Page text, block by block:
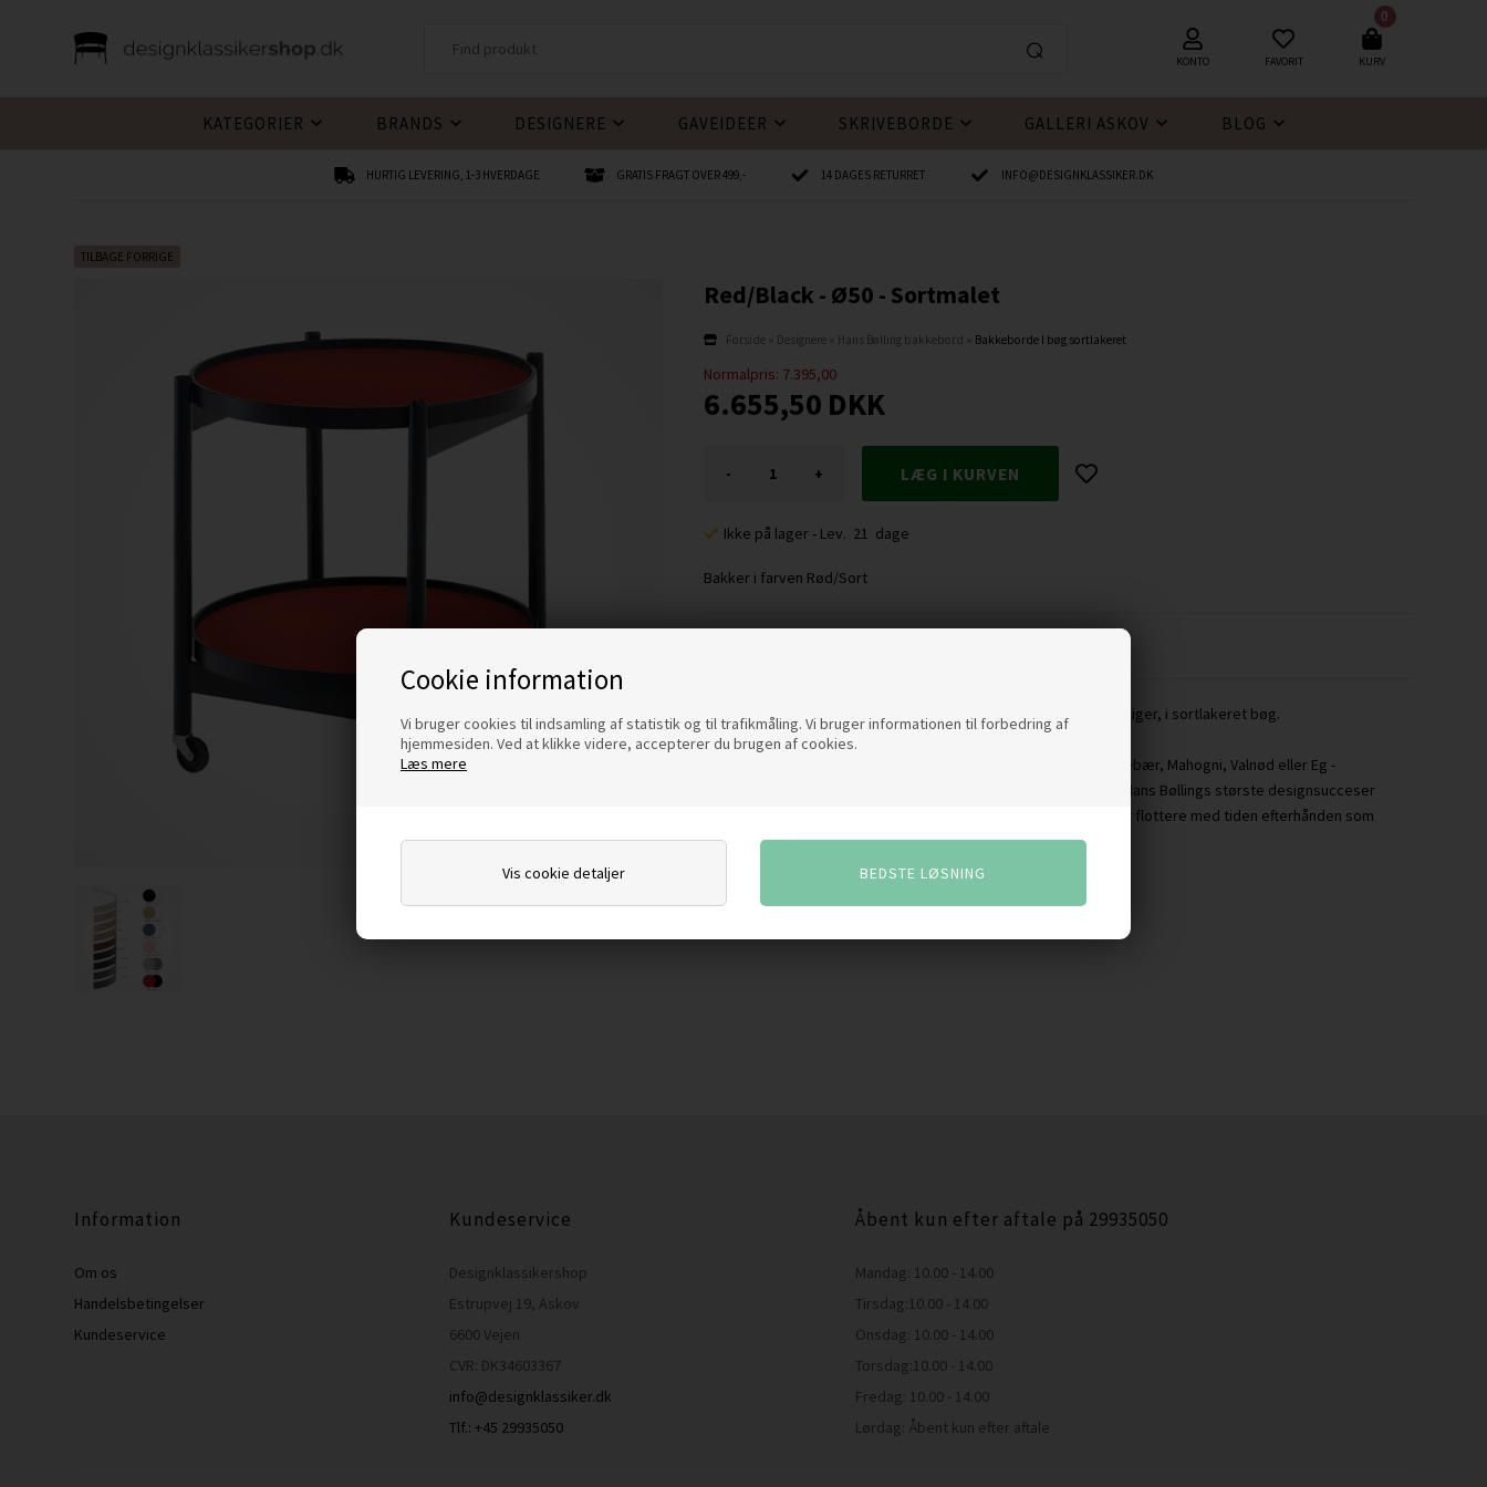
Cookie information
Vi bruger cookies til indsamling af statistik og til trafikmåling. Vi bruger informationen til forbedring af
hjemmesiden. Ved at klikke videre, accepterer du brugen af cookies.
Læs mere
Vis cookie detaljer
KONTO FAVORIT
0
KURV
KATEGORIER BRANDS DESIGNERE GAVEIDEER SKRIVEBORDE GALLERI ASKOV BLOG
HURTIG LEVERING, 1-3 HVERDAGE GRATIS FRAGT OVER 499,- 14 DAGES RETURRET INFO@DESIGNKLASSIKER.DK
TILBAGE FORRIGE
Red/Black - Ø50 - Sortmalet
Forside» Designere» Hans Bølling bakkebord Bakkeborde I bøg sortlakeret
Normalpris: 7.395,00
6.655,50 DKK
- +
Ikke på lager - Lev. 21 dage
Bakker i farven Rød/Sort
Hans Bølling Bakkebord med 2 vendbare bakker fra Brødrene Krüger, i sortlakeret bøg.
Diameter 50 cm, Højde 55 cm, fremstillet i massiv Bøg, Ask, Kirsebær, Mahogni, Valnød eller Eg -
ubehandlet, bio-olieret eller sortbejdset. Bakkebordet er en af Hans Bøllings største designsucceser
gennem tiden, klassisk smukt og tidsløst design som bare bliver flottere med tiden efterhånden som
træet patinerer.
Information
Om os
Handelsbetingelser
Kundeservice
Kundeservice
Designklassikershop
Estrupvej 19, Askov
6600 Vejen
CVR: DK34603367
info@designklassiker.dk
Tlf.: +45 29935050
Åbent kun efter aftale på 29935050
Mandag: 10.00 - 14.00
Tirsdag:10.00 - 14.00
Onsdag: 10.00 - 14.00
Torsdag:10.00 - 14.00
Fredag: 10.00 - 14.00
Lørdag: Åbent kun efter aftale